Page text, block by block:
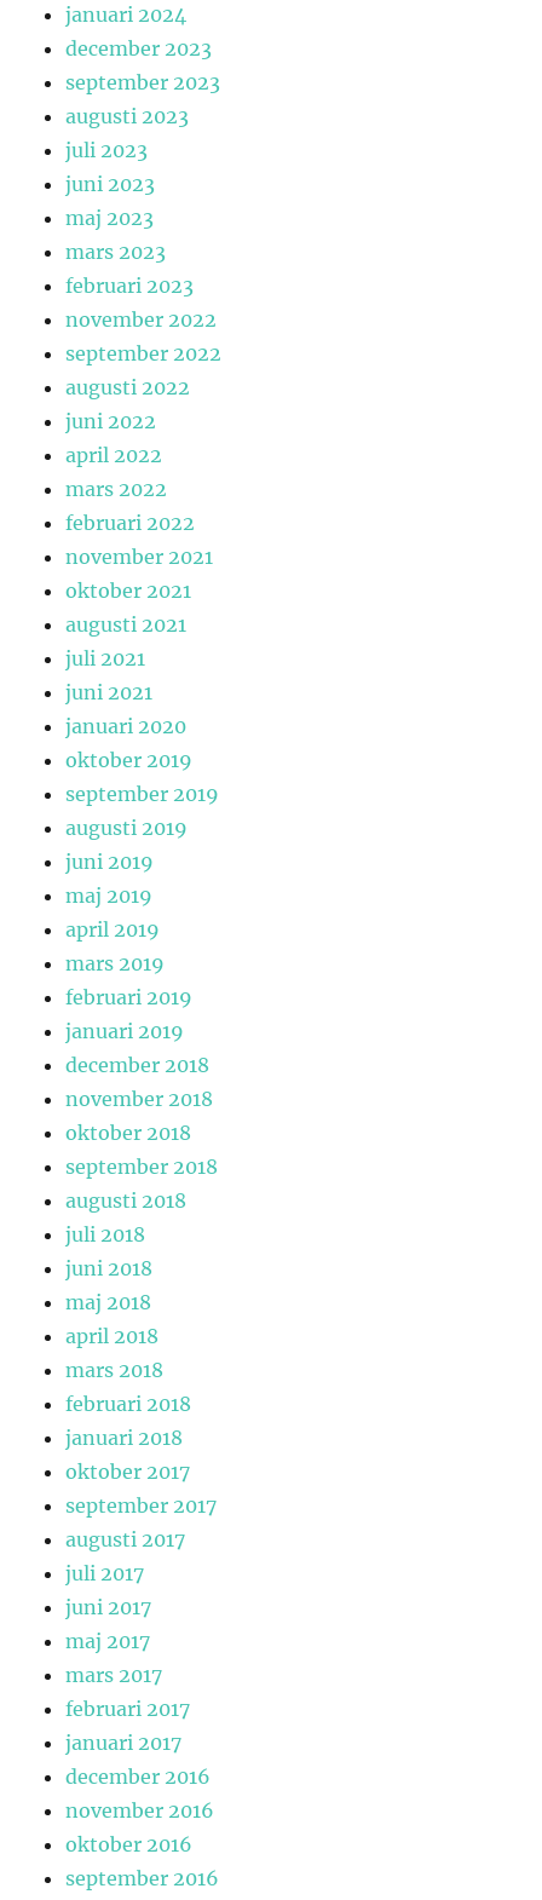
januari 2024
december 2023
september 2023
augusti 2023
juli 2023
juni 2023
maj 2023
mars 2023
februari 2023
november 2022
september 2022
augusti 2022
juni 2022
april 2022
mars 2022
februari 2022
november 2021
oktober 2021
augusti 2021
juli 2021
juni 2021
januari 2020
oktober 2019
september 2019
augusti 2019
juni 2019
maj 2019
april 2019
mars 2019
februari 2019
januari 2019
december 2018
november 2018
oktober 2018
september 2018
augusti 2018
juli 2018
juni 2018
maj 2018
april 2018
mars 2018
februari 2018
januari 2018
oktober 2017
september 2017
augusti 2017
juli 2017
juni 2017
maj 2017
mars 2017
februari 2017
januari 2017
december 2016
november 2016
oktober 2016
september 2016